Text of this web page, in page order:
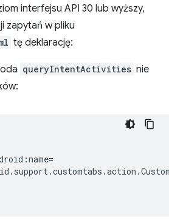
interfejsu API 30 lub wyższy,
zapytań w pliku
tę deklarację:
queryIntentActivities nie